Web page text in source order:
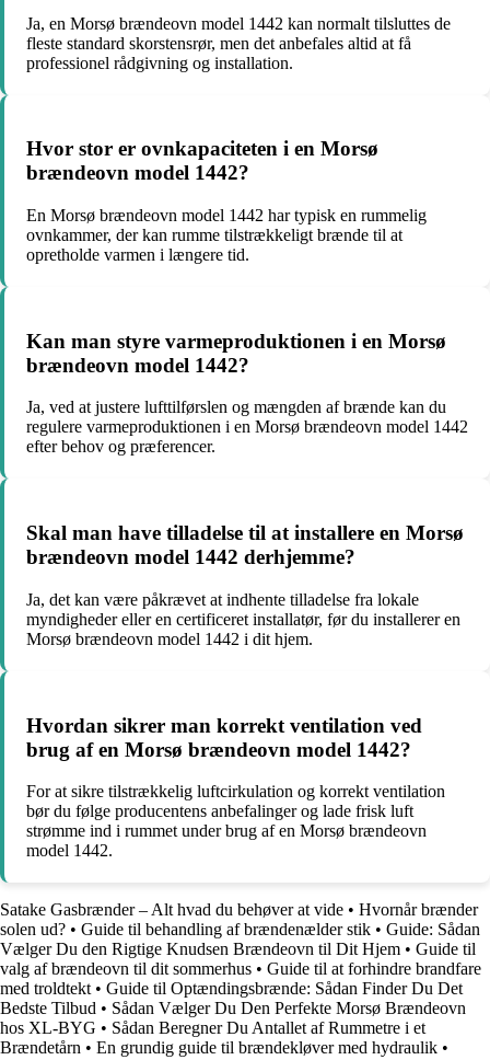
Ja, en Morsø brændeovn model 1442 kan normalt tilsluttes de
fleste standard skorstensrør, men det anbefales altid at få
professionel rådgivning og installation.
Hvor stor er ovnkapaciteten i en Morsø
brændeovn model 1442?
En Morsø brændeovn model 1442 har typisk en rummelig
ovnkammer, der kan rumme tilstrækkeligt brænde til at
opretholde varmen i længere tid.
Kan man styre varmeproduktionen i en Morsø
brændeovn model 1442?
Ja, ved at justere lufttilførslen og mængden af brænde kan du
regulere varmeproduktionen i en Morsø brændeovn model 1442
efter behov og præferencer.
Skal man have tilladelse til at installere en Morsø
brændeovn model 1442 derhjemme?
Ja, det kan være påkrævet at indhente tilladelse fra lokale
myndigheder eller en certificeret installatør, før du installerer en
Morsø brændeovn model 1442 i dit hjem.
Hvordan sikrer man korrekt ventilation ved
brug af en Morsø brændeovn model 1442?
For at sikre tilstrækkelig luftcirkulation og korrekt ventilation
bør du følge producentens anbefalinger og lade frisk luft
strømme ind i rummet under brug af en Morsø brændeovn
model 1442.
Satake Gasbrænder – Alt hvad du behøver at vide • Hvornår brænder
solen ud? • Guide til behandling af brændenælder stik • Guide: Sådan
Vælger Du den Rigtige Knudsen Brændeovn til Dit Hjem • Guide til
valg af brændeovn til dit sommerhus • Guide til at forhindre brandfare
med troldtekt • Guide til Optændingsbrænde: Sådan Finder Du Det
Bedste Tilbud • Sådan Vælger Du Den Perfekte Morsø Brændeovn
hos XL-BYG • Sådan Beregner Du Antallet af Rummetre i et
Brændetårn • En grundig guide til brændekløver med hydraulik •